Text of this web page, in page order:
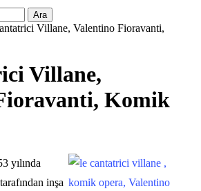
Ara
Villane, Valentino Fioravanti,
Villane,
Komik
yılında
inşa